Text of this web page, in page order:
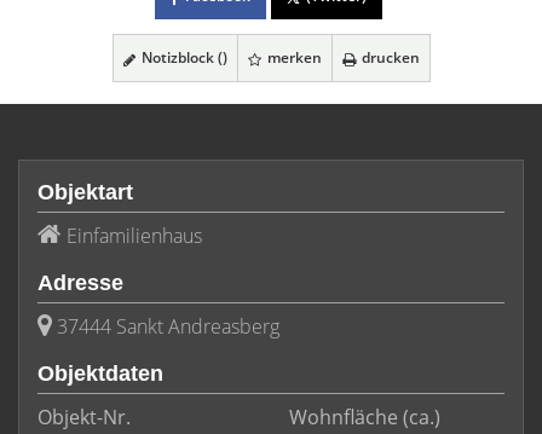
Notizblock () merken drucken
Objektart
Einfamilienhaus
Adresse
37444 Sankt Andreasberg
Objektdaten
Objekt-Nr.
Wohnfläche (ca.)